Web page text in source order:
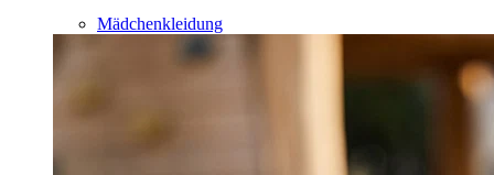
Mädchenkleidung